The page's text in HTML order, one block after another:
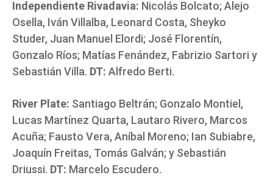
Independiente Rivadavia: Nicolás Bolcato; Alejo
Osella, Iván Villalba, Leonard Costa, Sheyko
Studer, Juan Manuel Elordi; José Florentín,
Gonzalo Ríos; Matías Fenández, Fabrizio Sartori y
Sebastián Villa. DT: Alfredo Berti.
River Plate: Santiago Beltrán; Gonzalo Montiel,
Lucas Martínez Quarta, Lautaro Rivero, Marcos
Acuña; Fausto Vera, Aníbal Moreno; Ian Subiabre,
Joaquín Freitas, Tomás Galván; y Sebastián
Driussi. DT: Marcelo Escudero.